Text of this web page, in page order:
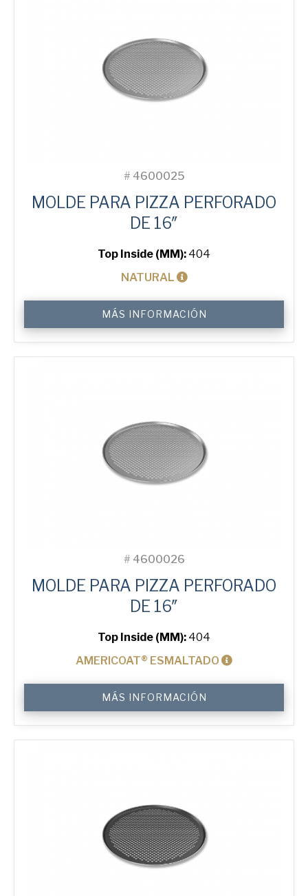
# 4600025
MOLDE PARA PIZZA PERFORADO
DE 16″
Top Inside (MM): 404
NATURAL
Pizza
Tray
cantidad
MÁS INFORMACIÓN
# 4600026
MOLDE PARA PIZZA PERFORADO
DE 16″
Top Inside (MM): 404
AMERICOAT® ESMALTADO
Pizza
Tray
cantidad
MÁS INFORMACIÓN